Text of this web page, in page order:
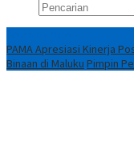
PAMA Apresiasi Kinerja
Binaan di Maluku Pimpin